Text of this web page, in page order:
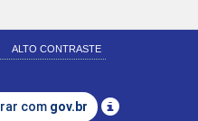
ALTO CONTRASTE
com gov.br